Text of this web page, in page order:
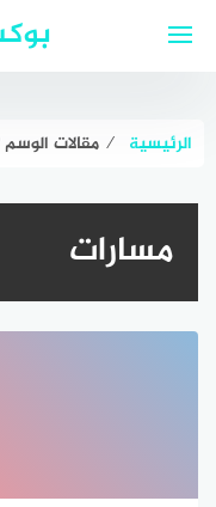
الرئيسية ⁄ مقالات
مسارات